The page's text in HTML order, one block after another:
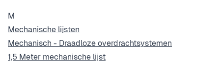
M
Mechanische lijsten
Mechanisch - Draadloze overdrachtsystemen
1,5 Meter mechanische lijst